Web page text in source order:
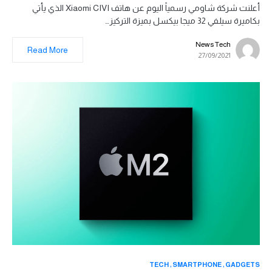
أعلنت شركة شاومي رسمياً اليوم عن هاتف Xiaomi CIVI الذي يأتي
بكاميرة سيلفي 32 ميجا بيكسل بميزة التركيز…
News Tech
27/09/2021
Read More
GADGETS
SMARTPHONE
TECH